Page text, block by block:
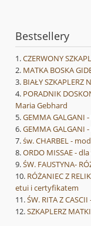
Bestsellery
CZERWONY
MATKA BOSKA
BIAŁY SZKAPLERZ
PORADNIK
Maria Gebhard
GEMMA GALGANI -
GEMMA GALGANI
św. CHARBEL -
ORDO MISSAE -
ŚW. FAUSTYNA-
RÓŻANIEC Z
etui i certyfikatem
ŚW. RITA Z
SZKAPLERZ